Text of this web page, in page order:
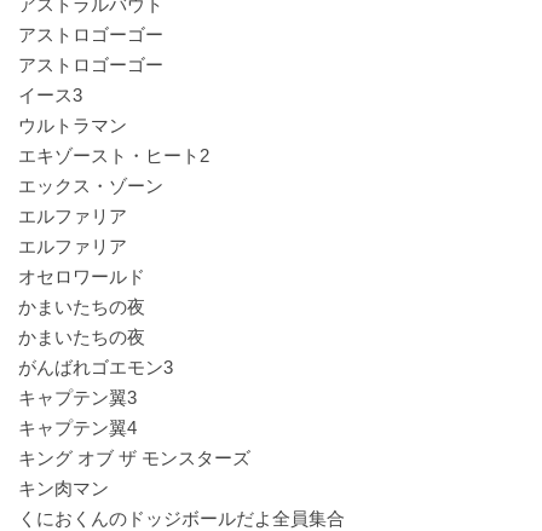
アストラルバウト
アストロゴーゴー
アストロゴーゴー
イース3
ウルトラマン
エキゾースト・ヒート2
エックス・ゾーン
エルファリア
エルファリア
オセロワールド
かまいたちの夜
かまいたちの夜
がんばれゴエモン3
キャプテン翼3
キャプテン翼4
キング オブ ザ モンスターズ
キン肉マン
くにおくんのドッジボールだよ全員集合